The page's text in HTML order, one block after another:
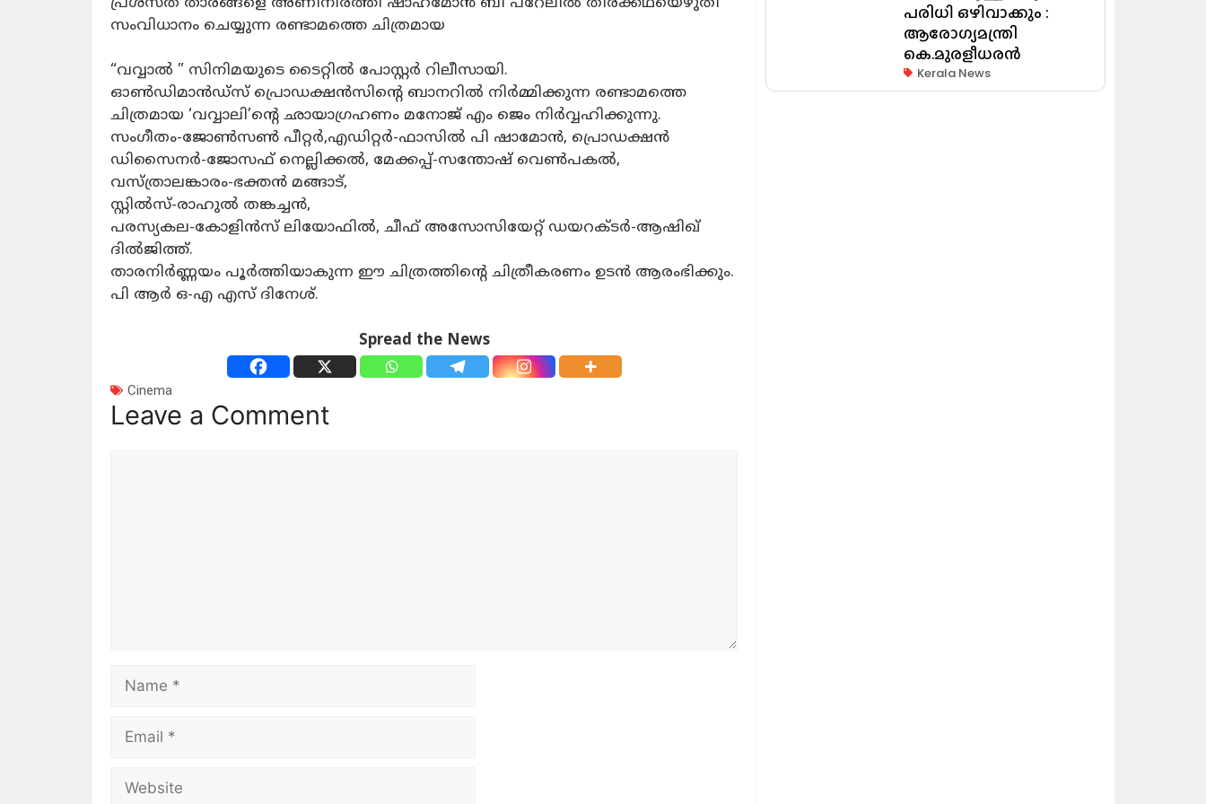
സംവിധാനം ചെയ്യുന്ന രണ്ടാമത്തെ ചിത്രമായ
“വവ്വാൽ ” സിനിമയുടെ ടൈറ്റിൽ പോസ്റ്റർ റിലീസായി.
ഓൺഡിമാൻഡ്‌സ് പ്രൊഡക്ഷൻസിന്റെ ബാനറിൽ നിർമ്മിക്കുന്ന രണ്ടാമത്തെ
ചിത്രമായ ‘വവ്വാലി’ന്റെ ഛായാഗ്രഹണം മനോജ് എം ജെം നിർവ്വഹിക്കുന്നു.
സംഗീതം-ജോൺസൺ പീറ്റർ,എഡിറ്റർ-ഫാസിൽ പി ഷാമോൻ, പ്രൊഡക്ഷൻ
ഡിസൈനർ-ജോസഫ് നെല്ലിക്കൽ, മേക്കപ്പ്-സന്തോഷ് വെൺപകൽ,
വസ്ത്രാലങ്കാരം-ഭക്തൻ മങ്ങാട്,
സ്റ്റിൽസ്-രാഹുൽ തങ്കച്ചൻ,
പരസ്യകല-കോളിൻസ് ലിയോഫിൽ, ചീഫ് അസോസിയേറ്റ് ഡയറക്ടർ-ആഷിഖ്
ദിൽജിത്ത്.
താരനിർണ്ണയം പൂർത്തിയാകുന്ന ഈ ചിത്രത്തിൻ്റെ ചിത്രീകരണം ഉടൻ ആരംഭിക്കും.
പി ആർ ഒ-എ എസ് ദിനേശ്.
Spread the News
Cinema
Leave a Comment
പരിധി ഒഴിവാക്കും :
ആരോഗ്യമന്ത്രി
കെ.മുരളീധരൻ
Kerala News